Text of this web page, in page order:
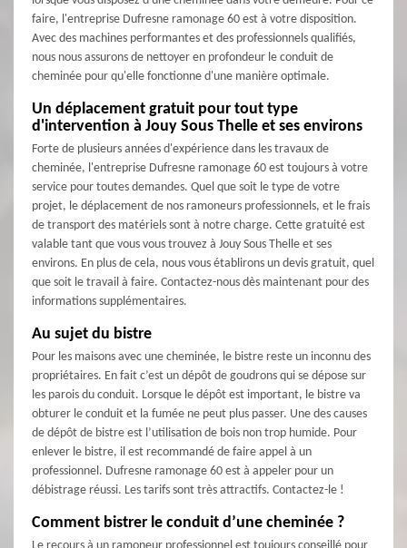
faire, l'entreprise Dufresne ramonage 60 est à votre disposition.
Avec des machines performantes et des professionnels qualifiés,
nous nous assurons de nettoyer en profondeur le conduit de
cheminée pour qu'elle fonctionne d'une manière optimale.
Un déplacement gratuit pour tout type
d'intervention à Jouy Sous Thelle et ses environs
Forte de plusieurs années d'expérience dans les travaux de
cheminée, l'entreprise Dufresne ramonage 60 est toujours à votre
service pour toutes demandes. Quel que soit le type de votre
projet, le déplacement de nos ramoneurs professionnels, et le frais
de transport des matériels sont à notre charge. Cette gratuité est
valable tant que vous vous trouvez à Jouy Sous Thelle et ses
environs. En plus de cela, nous vous établirons un devis gratuit, quel
que soit le travail à faire. Contactez-nous dès maintenant pour des
informations supplémentaires.
Au sujet du bistre
Pour les maisons avec une cheminée, le bistre reste un inconnu des
propriétaires. En fait c’est un dépôt de goudrons qui se dépose sur
les parois du conduit. Lorsque le dépôt est important, le bistre va
obturer le conduit et la fumée ne peut plus passer. Une des causes
de dépôt de bistre est l’utilisation de bois non trop humide. Pour
enlever le bistre, il est recommandé de faire appel à un
professionnel. Dufresne ramonage 60 est à appeler pour un
débistrage réussi. Les tarifs sont très attractifs. Contactez-le !
Comment bistrer le conduit d’une cheminée ?